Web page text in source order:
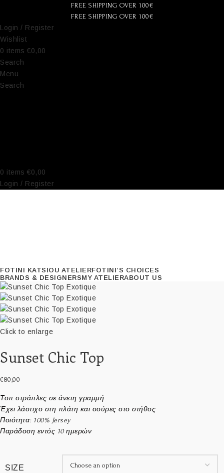
FREE SHIPPING OVER 100€
FREE SHIPPING OVER 100€
Login / Register
Wishlist
0 items €0,00
Search
Menu
Search
0 items €0,00
Login / Register
FOTINI KATSIOU ATELIERFOTINI’S CHOICES
BRANDS & DESIGNERSMY ATELIERABOUT US
Click to enlarge
Sunset Chic Top
€80,00
Τοπ στράπλες σε άνετη γραμμή
Έχει λάστιχο στη πλάτη και σούρες στο στήθος
Ποιότητα: 100% Jersey
Παράδοση εντός 10 ημερών
SIZE